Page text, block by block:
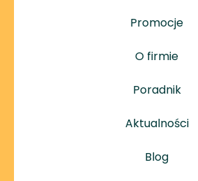
Promocje
O firmie
Poradnik
Aktualności
Blog